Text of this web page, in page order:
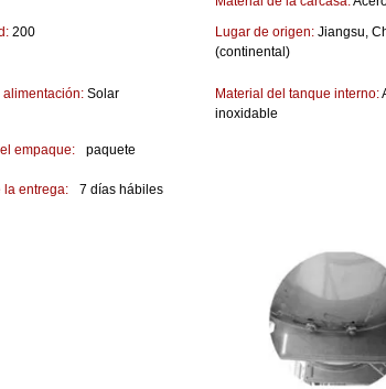
200 Lugar de origen: Jiangsu,
(continental)
alimentación: Solar Material del tanque interno:
inoxidable
empaque:
paquete
la entrega:
7 días hábiles